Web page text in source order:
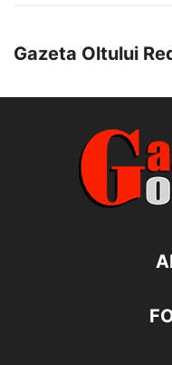
Gazeta Oltului